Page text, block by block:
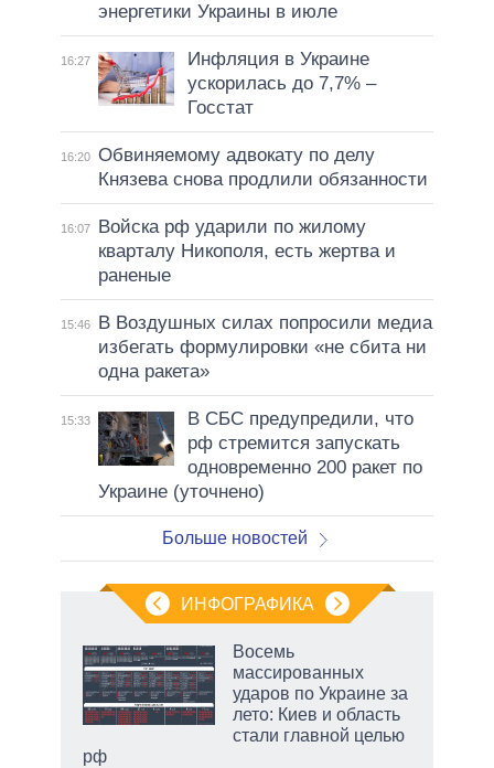
энергетики Украины в июле
16:27
Инфляция в Украине
ускорилась до 7,7% –
Госстат
16:20 Обвиняемому адвокату по делу
Князева снова продлили обязанности
16:07
Войска рф ударили по жилому
кварталу Никополя, есть жертва и
раненые
15:46
В Воздушных силах попросили медиа
избегать формулировки «не сбита ни
одна ракета»
15:33
В СБС предупредили, что
рф стремится запускать
одновременно 200 ракет по
Украине (уточнено)
Больше новостей
ИНФОГРАФИКА
Восемь
массированных
ударов по Украине за
лето: Киев и область
стали главной целью
рф